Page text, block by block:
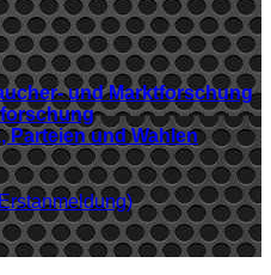
und Marktforschung
Parteien und Wahlen